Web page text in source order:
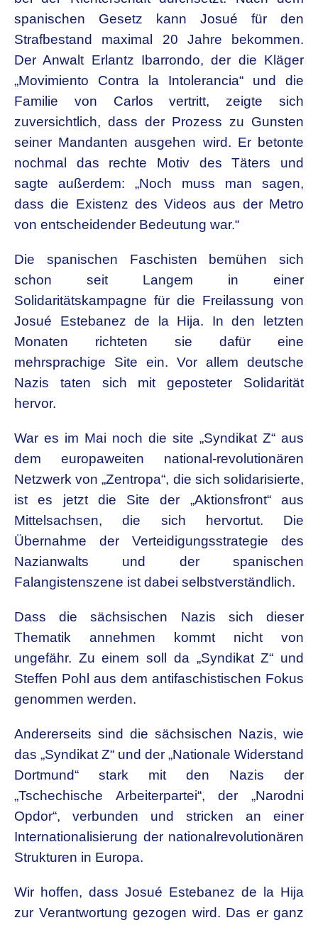
spanischen Gesetz kann Josué für den
Strafbestand maximal 20 Jahre bekommen.
Der Anwalt Erlantz Ibarrondo, der die Kläger
„Movimiento Contra la Intolerancia“ und die
Familie von Carlos vertritt, zeigte sich
zuversichtlich, dass der Prozess zu Gunsten
seiner Mandanten ausgehen wird. Er betonte
nochmal das rechte Motiv des Täters und
sagte außerdem: „Noch muss man sagen,
dass die Existenz des Videos aus der Metro
von entscheidender Bedeutung war.“
Die spanischen Faschisten bemühen sich
schon seit Langem in einer
Solidaritätskampagne für die Freilassung von
Josué Estebanez de la Hija. In den letzten
Monaten richteten sie dafür eine
mehrsprachige Site ein. Vor allem deutsche
Nazis taten sich mit geposteter Solidarität
hervor.
War es im Mai noch die site „Syndikat Z“ aus
dem europaweiten national-revolutionären
Netzwerk von „Zentropa“, die sich solidarisierte,
ist es jetzt die Site der „Aktionsfront“ aus
Mittelsachsen, die sich hervortut. Die
Übernahme der Verteidigungsstrategie des
Nazianwalts und der spanischen
Falangistenszene ist dabei selbstverständlich.
Dass die sächsischen Nazis sich dieser
Thematik annehmen kommt nicht von
ungefähr. Zu einem soll da „Syndikat Z“ und
Steffen Pohl aus dem antifaschistischen Fokus
genommen werden.
Andererseits sind die sächsischen Nazis, wie
das „Syndikat Z“ und der „Nationale Widerstand
Dortmund“ stark mit den Nazis der
„Tschechische Arbeiterpartei“, der „Narodni
Opdor“, verbunden und stricken an einer
Internationalisierung der nationalrevolutionären
Strukturen in Europa.
Wir hoffen, dass Josué Estebanez de la Hija
zur Verantwortung gezogen wird. Das er ganz